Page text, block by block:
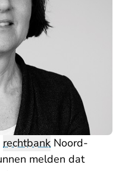
rechtbank Noord-
melden dat